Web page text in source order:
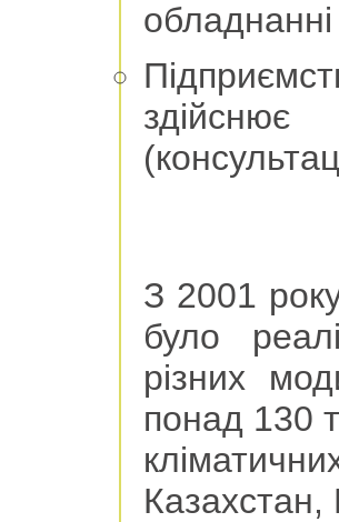
обладнанні
З 2001
було
різних
понад 130